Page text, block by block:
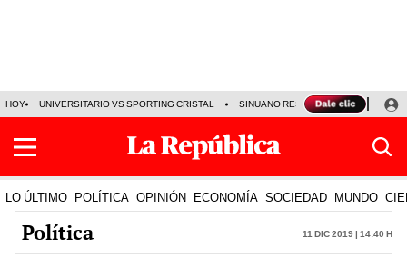
HOY UNIVERSITARIO VS SPORTING CRISTAL SINUANO RESULTADOS HOY
LO ÚLTIMO POLÍTICA OPINIÓN ECONOMÍA SOCIEDAD MUNDO
Política 11 Dic 2019 | 14:40 h